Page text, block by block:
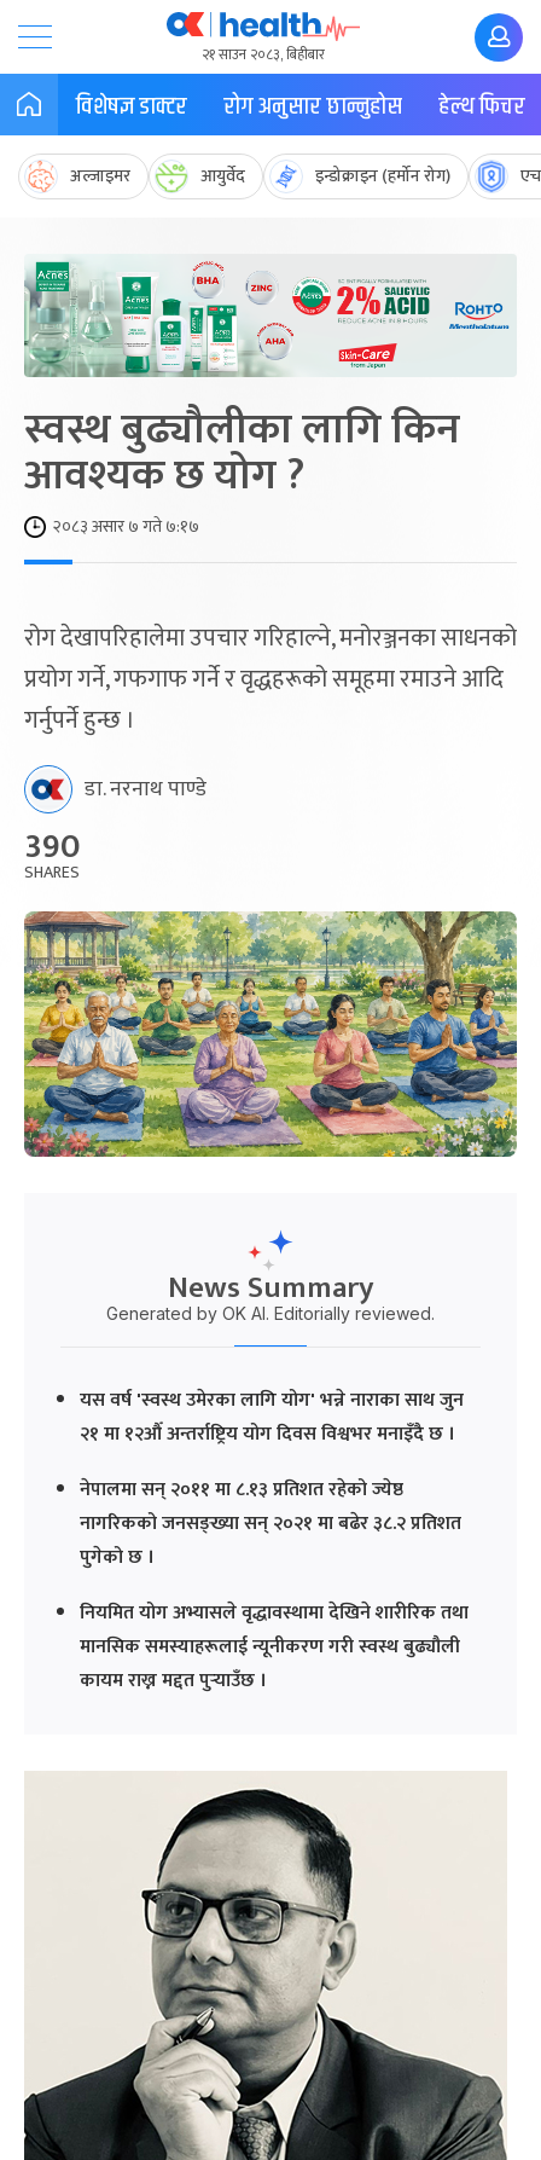
२१ साउन २०८३, बिहीबार
विशेषज्ञ डाक्टर रोग अनुसार छान्नुहोस हेल्थ फिचर
अल्जाइमर आयुर्वेद इन्डोक्राइन (हर्मोन रोग)
स्वस्थ बुढ्यौलीका लागि किन
आवश्यक छ योग ?
२०८३ असार ७ गते ७:१७
रोग देखापरिहालेमा उपचार गरिहाल्ने, मनोरञ्जनका साधनको
प्रयोग गर्ने, गफगाफ गर्ने र वृद्धहरूको समूहमा रमाउने आदि
गर्नुपर्ने हुन्छ ।
डा. नरनाथ पाण्डे
390
SHARES
News Summary
Generated by OK AI. Editorially reviewed.
यस वर्ष 'स्वस्थ उमेरका लागि योग' भन्ने नाराका साथ जुन
२१ मा १२औँ अन्तर्राष्ट्रिय योग दिवस विश्वभर मनाइँदै छ ।
नेपालमा सन् २०११ मा ८.१३ प्रतिशत रहेको ज्येष्ठ
नागरिकको जनसङ्ख्या सन् २०२१ मा बढेर ३८.२ प्रतिशत
पुगेको छ ।
नियमित योग अभ्यासले वृद्धावस्थामा देखिने शारीरिक तथा
मानसिक समस्याहरूलाई न्यूनीकरण गरी स्वस्थ बुढ्यौली
कायम राख्न मद्दत पुर्‍याउँछ ।